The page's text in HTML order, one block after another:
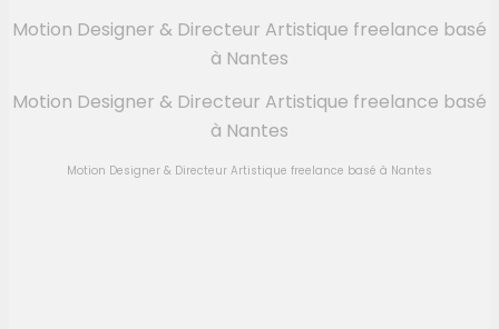
Motion Designer & Directeur Artistique freelance basé
à Nantes
Motion Designer & Directeur Artistique freelance basé
à Nantes
Motion Designer & Directeur Artistique freelance basé à Nantes